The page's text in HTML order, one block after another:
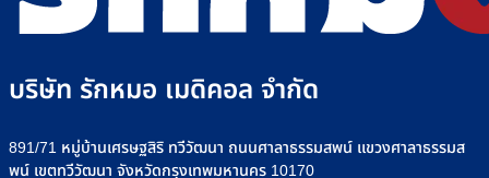
บริษัท รักหมอ เมดิคอล จำกัด
891/71 หมู่บ้านเศรษฐสิริ ทวีวัฒนา ถนนศาลาธรรมสพน์ แขวงศาลาธรรมส
พน์ เขตทวีวัฒนา จังหวัดกรุงเทพมหานคร 10170